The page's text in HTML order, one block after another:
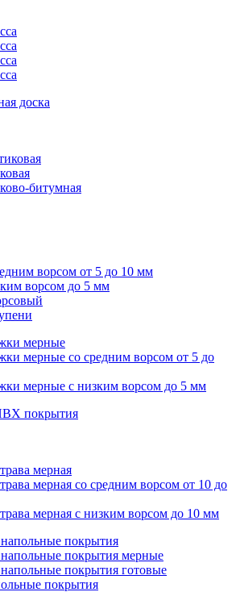
доска
битумная
ворсом от 5 до 10 мм
ворсом до 5 мм
мерные
мерные со средним ворсом от 5 до
мерные с низким ворсом до 5 мм
покрытия
мерная
мерная со средним ворсом от 10 до
мерная с низким ворсом до 10 мм
покрытия
покрытия мерные
покрытия готовые
покрытия